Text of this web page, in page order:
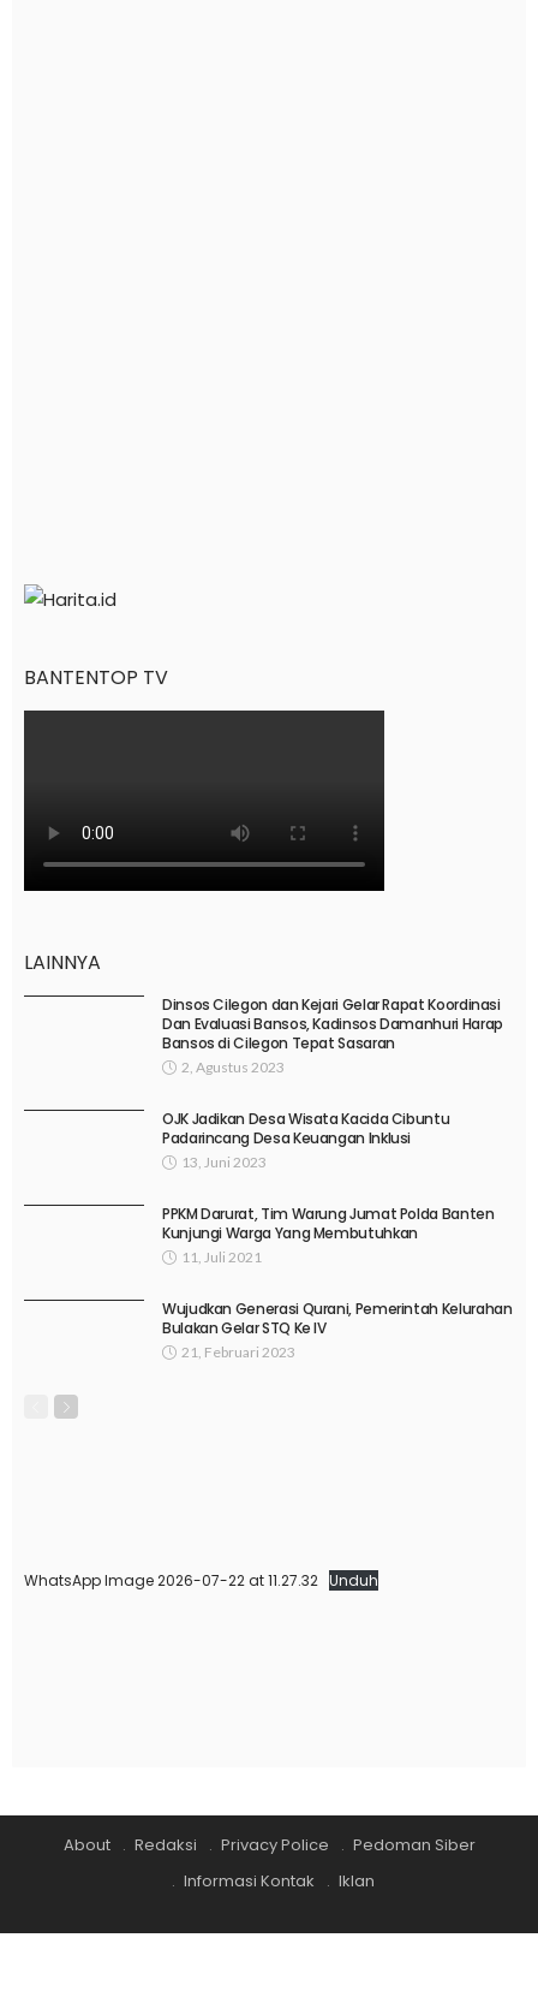
BANTENTOP TV
LAINNYA
Dinsos Cilegon dan Kejari Gelar Rapat Koordinasi
Dan Evaluasi Bansos, Kadinsos Damanhuri Harap
Bansos di Cilegon Tepat Sasaran
2, Agustus 2023
OJK Jadikan Desa Wisata Kacida Cibuntu
Padarincang Desa Keuangan Inklusi
13, Juni 2023
PPKM Darurat, Tim Warung Jumat Polda Banten
Kunjungi Warga Yang Membutuhkan
11, Juli 2021
Wujudkan Generasi Qurani, Pemerintah Kelurahan
Bulakan Gelar STQ Ke IV
21, Februari 2023
WhatsApp Image 2026-07-22 at 11.27.32 Unduh
About Redaksi Privacy Police
Pedoman Siber
Informasi Kontak
Iklan